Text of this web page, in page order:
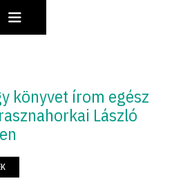
könyvet írom egész
László